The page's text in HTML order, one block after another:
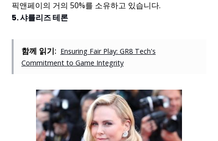
픽앤페이의 거의 50%를 소유하고 있습니다.
5. 샤를리즈 테론
함께 읽기: Ensuring Fair Play: GR8 Tech's
Commitment to Game Integrity